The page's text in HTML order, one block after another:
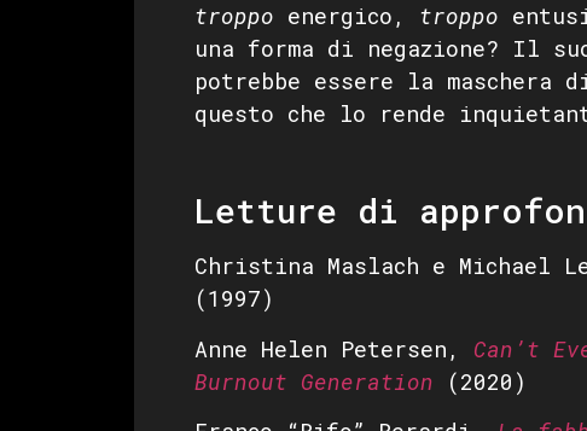
troppo energico, troppo
una forma di negazione? Il suo
potrebbe essere la maschera
questo che lo rende
Letture di
Christina Maslach e Michael
(1997)
Anne Helen Petersen, Can’t
Burnout Generation (2020)